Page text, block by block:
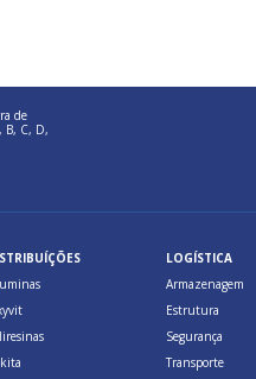
de
B, C, D,
LOGÍSTICA
Armazenagem
Estrutura
Segurança
Transporte